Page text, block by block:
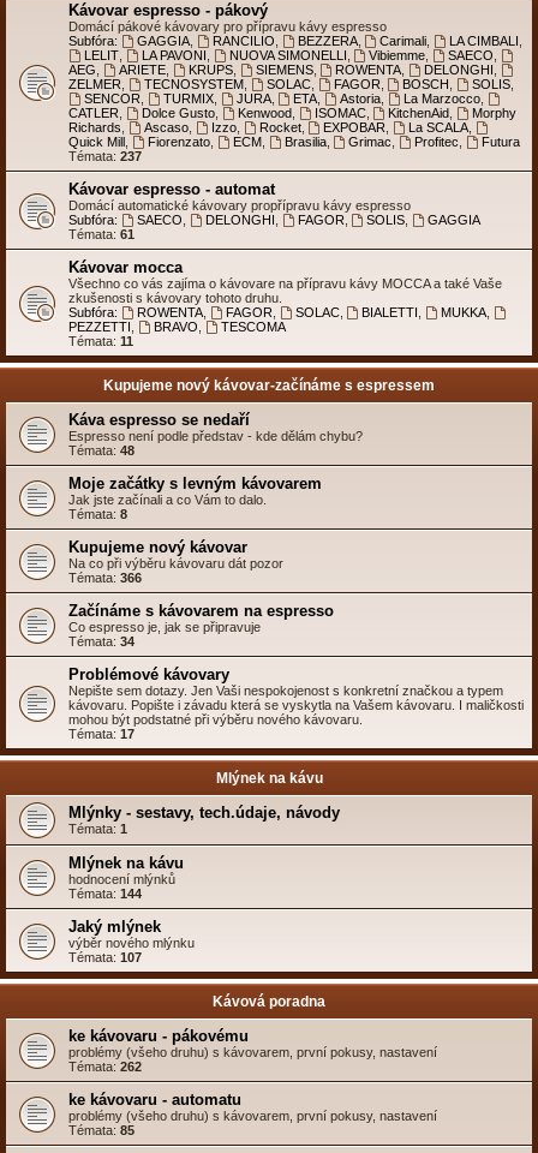
Kávovar espresso - pákový
Domácí pákové kávovary pro přípravu kávy espresso
Subfóra:
GAGGIA, RANCILIO BEZZERA, Carimali LA CIMBALI
LELIT, LA PAVONI NUOVA SIMONELLI Vibiemme SAECO
AEG
ARIETE, KRUPS, SIEMENS, ROWENTA DELONGHI
ZELMER
TECNOSYSTEM, SOLAC, FAGOR BOSCH SOLIS
SENCOR
TURMIX, JURA, ETA Astoria La Marzocco
CATLER
Dolce Gusto, Kenwood, ISOMAC, KitchenAid
Morphy
Richards
Ascaso, Izzo, Rocket, EXPOBAR La SCALA
Quick Mill
Fiorenzato, ECM, Brasilia, Grimac Profitec
Futura
Témata: 237
Kávovar espresso - automat
Domácí automatické kávovary propřípravu kávy espresso
Subfóra:
SAECO DELONGHI FAGOR SOLIS
GAGGIA
Témata: 61
Kávovar mocca
Všechno co vás zajíma o kávovare na přípravu kávy MOCCA a také Vaše
zkušenosti s kávovary tohoto druhu.
Subfóra:
ROWENTA, FAGOR SOLAC, BIALETTI MUKKA
PEZZETTI
BRAVO
TESCOMA
Témata: 11
Kupujeme nový kávovar-začínáme s espressem
Káva espresso se nedaří
Espresso není podle představ - kde dělám chybu?
Témata: 48
Moje začátky s levným kávovarem
Jak jste začínali a co Vám to dalo.
Témata: 8
Kupujeme nový kávovar
Na co při výběru kávovaru dát pozor
Témata: 366
Začínáme s kávovarem na espresso
Co espresso je, jak se připravuje
Témata: 34
Problémové kávovary
Nepište sem dotazy. Jen Vaši nespokojenost s konkretní značkou a typem
kávovaru. Popište i závadu která se vyskytla na Vašem kávovaru. I maličkosti
mohou být podstatné při výběru nového kávovaru.
Témata: 17
Mlýnek na kávu
Mlýnky - sestavy, tech.údaje, návody
Témata: 1
Mlýnek na kávu
hodnocení mlýnků
Témata: 144
Jaký mlýnek
výběr nového mlýnku
Témata: 107
Kávová poradna
ke kávovaru - pákovému
problémy (všeho druhu) s kávovarem, první pokusy, nastavení
Témata: 262
ke kávovaru - automatu
problémy (všeho druhu) s kávovarem, první pokusy, nastavení
Témata: 85